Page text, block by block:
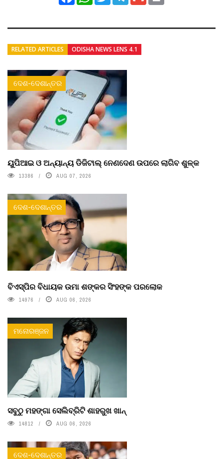
RELATED ARTICLES ODISHA NEWS LENS 4.1
ଦେଶ-ଦେଶାନ୍ତର
ୟୁପିଆଇ ଓ ଅନ୍ୟାନ୍ୟ ଡିଜିଟାଲ୍ ନେଣଦେଣ ଉପରେ ଲାଗିବ ଶୁଳ୍କ
13386 AUG 07, 2026
ଦେଶ-ଦେଶାନ୍ତର
ବିଏସ୍‌ପିର ବିଧାୟକ ଉମା ଶଙ୍କର ସିଂହଙ୍କ ପରଲୋକ
14976 AUG 06, 2026
ମନୋରଞ୍ଜନ
ସବୁଠୁ ମହଙ୍ଗା ସେଲିବ୍ରିଟି ଶାହରୁଖ ଖାନ୍
14812 AUG 06, 2026
ଦେଶ-ଦେଶାନ୍ତର